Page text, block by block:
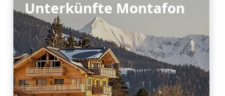
Unterkünfte Montafon